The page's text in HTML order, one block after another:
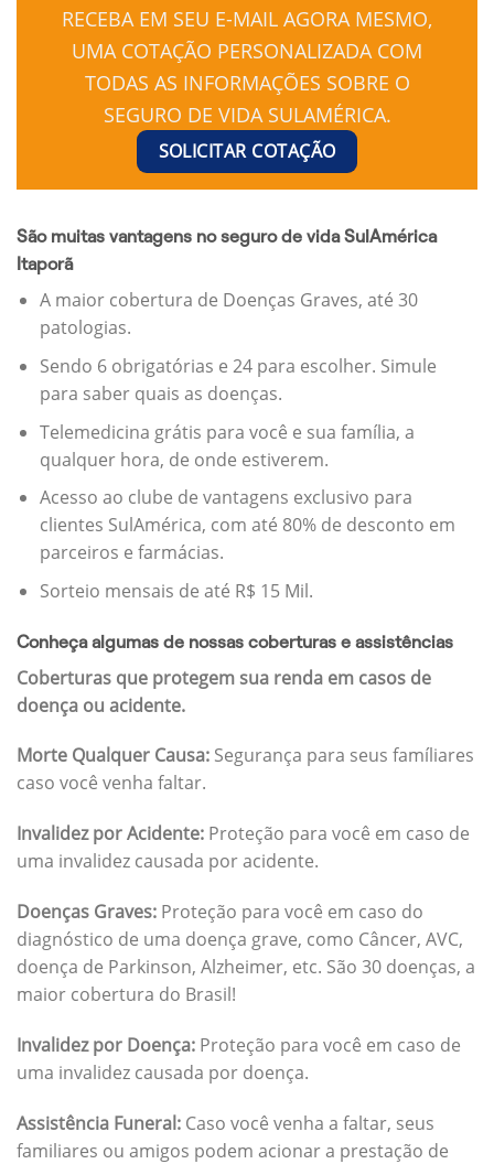
RECEBA EM SEU E-MAIL AGORA MESMO,
UMA COTAÇÃO PERSONALIZADA COM
TODAS AS INFORMAÇÕES SOBRE O
SEGURO DE VIDA SULAMÉRICA.
SOLICITAR COTAÇÃO
São muitas vantagens no seguro de vida SulAmérica
Itaporã
A maior cobertura de Doenças Graves, até 30
patologias.
Sendo 6 obrigatórias e 24 para escolher. Simule
para saber quais as doenças.
Telemedicina grátis para você e sua família, a
qualquer hora, de onde estiverem.
Acesso ao clube de vantagens exclusivo para
clientes SulAmérica, com até 80% de desconto em
parceiros e farmácias.
Sorteio mensais de até R$ 15 Mil.
Conheça algumas de nossas coberturas e assistências
Coberturas que protegem sua renda em casos de
doença ou acidente.
Morte Qualquer Causa: Segurança para seus famíliares
caso você venha faltar.
Invalidez por Acidente: Proteção para você em caso de
uma invalidez causada por acidente.
Doenças Graves: Proteção para você em caso do
diagnóstico de uma doença grave, como Câncer, AVC,
doença de Parkinson, Alzheimer, etc. São 30 doenças, a
maior cobertura do Brasil!
Invalidez por Doença: Proteção para você em caso de
uma invalidez causada por doença.
Assistência Funeral: Caso você venha a faltar, seus
familiares ou amigos podem acionar a prestação de